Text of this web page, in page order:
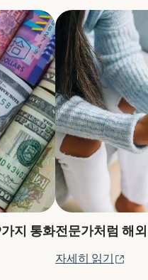
지 통화전문가처럼 해
자세히 읽기